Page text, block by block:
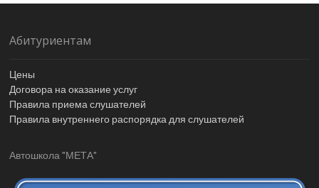
Абитуриентам
Цены
Договора на оказание услуг
Правила приема слушателей
Правила внутреннего распорядка для слушателей
Автошкола "МЕТА"